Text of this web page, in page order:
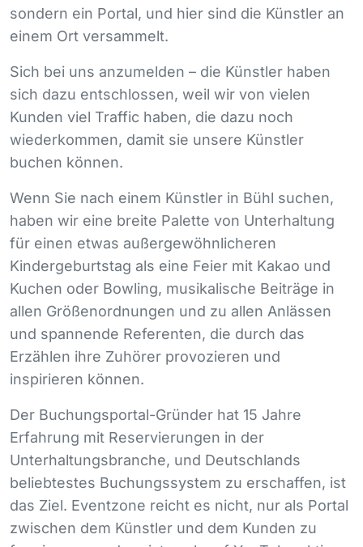
sondern ein Portal, und hier sind die Künstler an
einem Ort versammelt.
Sich bei uns anzumelden – die Künstler haben
sich dazu entschlossen, weil wir von vielen
Kunden viel Traffic haben, die dazu noch
wiederkommen, damit sie unsere Künstler
buchen können.
Wenn Sie nach einem Künstler in Bühl suchen,
haben wir eine breite Palette von Unterhaltung
für einen etwas außergewöhnlicheren
Kindergeburtstag als eine Feier mit Kakao und
Kuchen oder Bowling, musikalische Beiträge in
allen Größenordnungen und zu allen Anlässen
und spannende Referenten, die durch das
Erzählen ihre Zuhörer provozieren und
inspirieren können.
Der Buchungsportal-Gründer hat 15 Jahre
Erfahrung mit Reservierungen in der
Unterhaltungsbranche, und Deutschlands
beliebtestes Buchungssystem zu erschaffen, ist
das Ziel. Eventzone reicht es nicht, nur als Portal
zwischen dem Künstler und dem Kunden zu